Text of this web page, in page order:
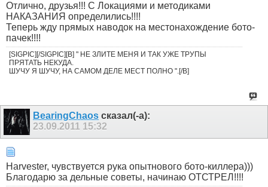
Отлично, друзья!!! С Локациями и методиками
НАКАЗАНИЯ определились!!!!
Теперь жду прямых наводок на местонахождение бото-
пачек!!!!
[SIGPIC][/SIGPIC][B] " НЕ ЗЛИТЕ МЕНЯ И ТАК УЖЕ ТРУПЫ
ПРЯТАТЬ НЕКУДА.
ШУЧУ Я ШУЧУ, НА САМОМ ДЕЛЕ МЕСТ ПОЛНО ".[/B]
BearingChaos сказал(-а):
23.09.2011 15:32
Harvester, чувствуется рука опытнового бото-киллера)))
Благодарю за дельные советы, начинаю ОТСТРЕЛ!!!!